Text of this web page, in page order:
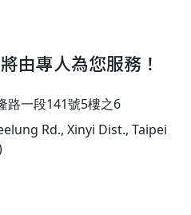
由專人為您服務！
路一段141號5樓之6
Rd., Xinyi Dist., Taipei